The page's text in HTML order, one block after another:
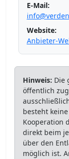
E-Mail:
Website:
Anbieter-
Hinweis: Die
öffentlich
besteht
Kooperation
direkt beim
über den
möglich ist.